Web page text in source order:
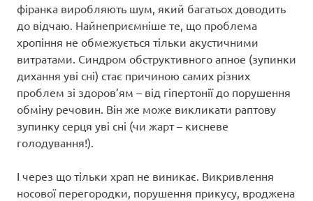
фіранка виробляють шум, який багатьох доводить
до відчаю. Найнеприємніше те, що проблема
хропіння не обмежується тільки акустичними
витратами. Синдром обструктивного апное (зупинки
дихання уві сні) стає причиною самих різних
проблем зі здоров’ям – від гіпертонії до порушення
обміну речовин. Він же може викликати раптову
зупинку серця уві сні (чи жарт – кисневе
голодування!).
І через що тільки храп не виникає. Викривлення
носової перегородки, порушення прикусу, вроджена